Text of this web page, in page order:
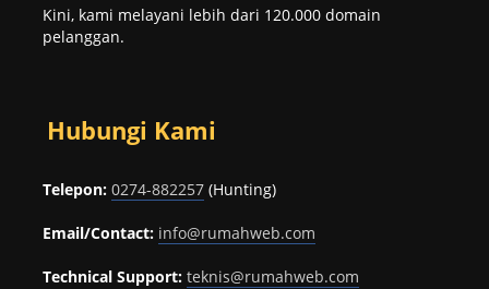
Kini, kami melayani lebih dari 120.000 domain
pelanggan.
Hubungi Kami
Telepon: 0274-882257 (Hunting)
Email/Contact: info@rumahweb.com
Technical Support: teknis@rumahweb.com